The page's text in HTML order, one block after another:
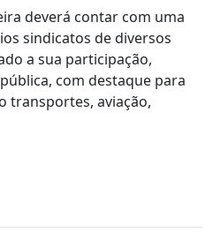
deverá contar com uma
sindicatos de diversos
a sua participação,
com destaque para
transportes, aviação,